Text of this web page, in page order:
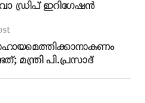
ഡ്രിപ് ഇറിഗേഷൻ
മന്ത്രി പി.പ്രസാദ്